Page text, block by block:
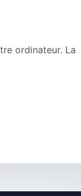
ordinateur. La